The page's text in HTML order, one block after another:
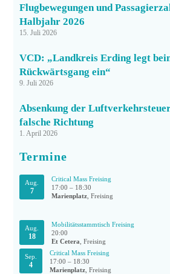
Flugbewegungen und
Halbjahr 2026
15. Juli 2026
VCD: „Landkreis Erding legt
Rückwärtsgang ein“
9. Juli 2026
Absenkung der
falsche Richtung
1. April 2026
Termine
Aug.
7
Critical Mass Freising
17:00 – 18:30
Marienplatz , Freising
Aug.
18
Mobilitätsstammtisch Freising
20:00
Et Cetera , Freising
Sep.
4
Critical Mass Freising
17:00 – 18:30
Marienplatz , Freising